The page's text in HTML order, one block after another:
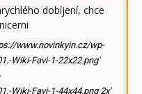
dobíjení, chce
www.novinkyin.cz/wp-
Wiki-Favi-1-22x22.png'
Wiki-Favi-1-44x44.png 2x'